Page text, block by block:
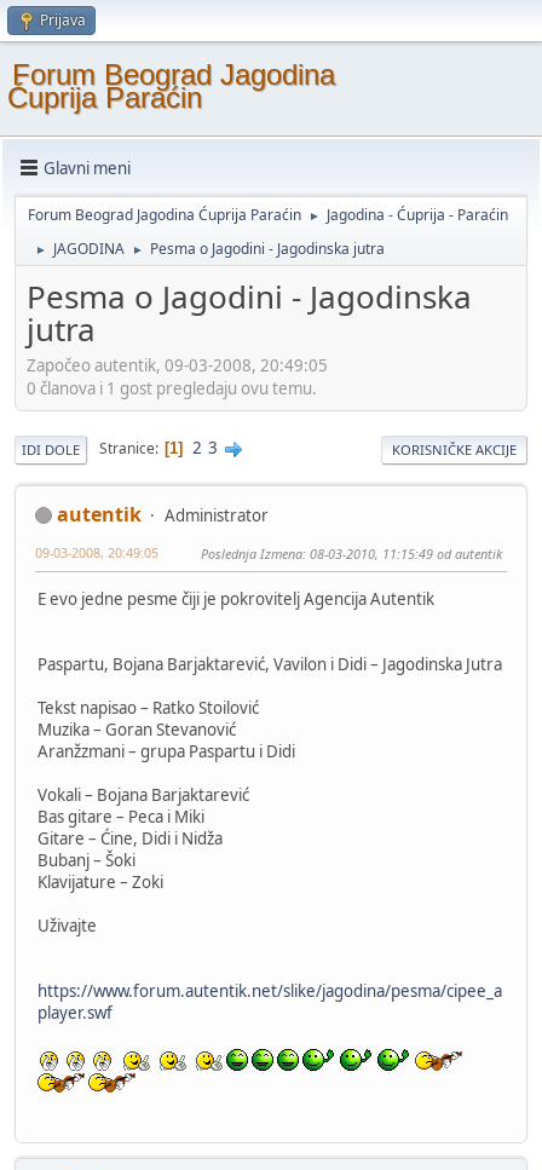
Prijava
Forum Beograd Jagodina
Ćuprija Paraćin
Glavni meni
Forum Beograd Jagodina Ćuprija Paraćin ► Jagodina - Ćuprija - Paraćin
► JAGODINA ► Pesma o Jagodini - Jagodinska jutra
Pesma o Jagodini - Jagodinska
jutra
Započeo autentik, 09-03-2008, 20:49:05
0 članova i 1 gost pregledaju ovu temu.
IDI DOLE Stranice 1 2 3 KORISNIČKE AKCIJE
autentik Administrator
09-03-2008, 20:49:05 Poslednja Izmena: 08-03-2010, 11:15:49 od autentik
E evo jedne pesme čiji je pokrovitelj Agencija Autentik
Paspartu, Bojana Barjaktarević, Vavilon i Didi – Jagodinska Jutra
Tekst napisao – Ratko Stoilović
Muzika – Goran Stevanović
Aranžzmani – grupa Paspartu i Didi
Vokali – Bojana Barjaktarević
Bas gitare – Peca i Miki
Gitare – Ćine, Didi i Nidža
Bubanj – Šoki
Klavijature – Zoki
Uživajte
https://www.forum.autentik.net/slike/jagodina/pesma/cipee_a
player.swf